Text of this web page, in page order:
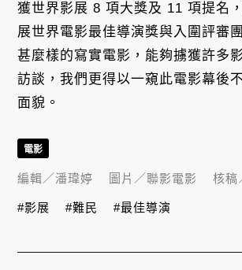
獲世界影展 8 項大獎及 11 項提名
展世界電影最佳導演獎與入圍評審
甚麼樣的寫實電影，能夠擄獲許多
訪談，我們更得以一窺此電影幕後
面貌。
電影
編輯／潘瑋婷 圖片／聯影電影 核稿
#影展 #難民 #最佳導演